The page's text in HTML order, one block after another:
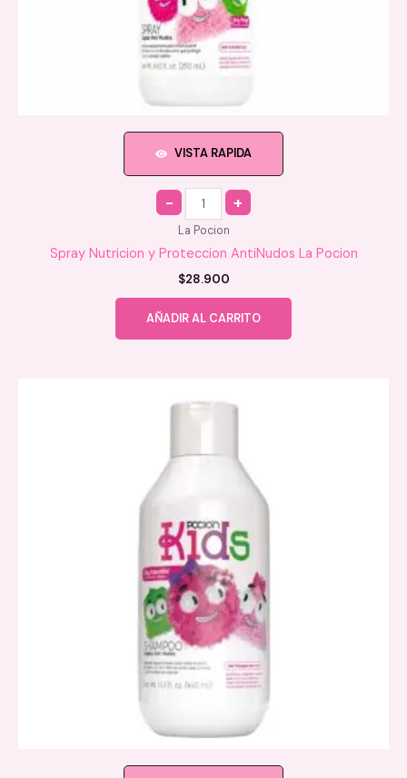
VISTA RAPIDA
Quantity
La Pocion
Spray Nutricion y Proteccion AntiNudos La Pocion
$28.900
AÑADIR AL CARRITO